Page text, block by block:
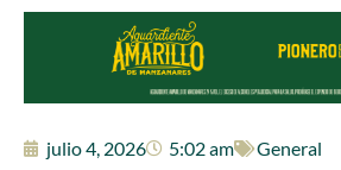
julio 4, 2026 5:02 am General